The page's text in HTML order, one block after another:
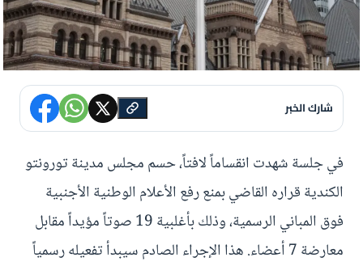
شارك الخبر
في جلسة شهدت انقساماً لافتاً، حسم مجلس مدينة تورونتو
الكندية قراره القاضي بمنع رفع الأعلام الوطنية الأجنبية
فوق المباني الرسمية، وذلك بأغلبية 19 صوتاً مؤيداً مقابل
معارضة 7 أعضاء. هذا الإجراء الصادم سيبدأ تفعيله رسمياً